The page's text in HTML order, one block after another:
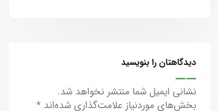
دیدگاهتان را بنویسید
نشانی ایمیل شما منتشر نخواهد شد.
بخش‌های موردنیاز علامت‌گذاری شده‌اند *